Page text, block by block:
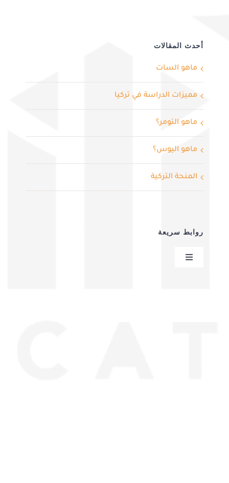
أحدث المقالات
ماهو السات
مميزات الدراسة في تركيا
ماهو التومر؟
ماهو اليوس؟
المنحة التركية
روابط سريعة
Toggle